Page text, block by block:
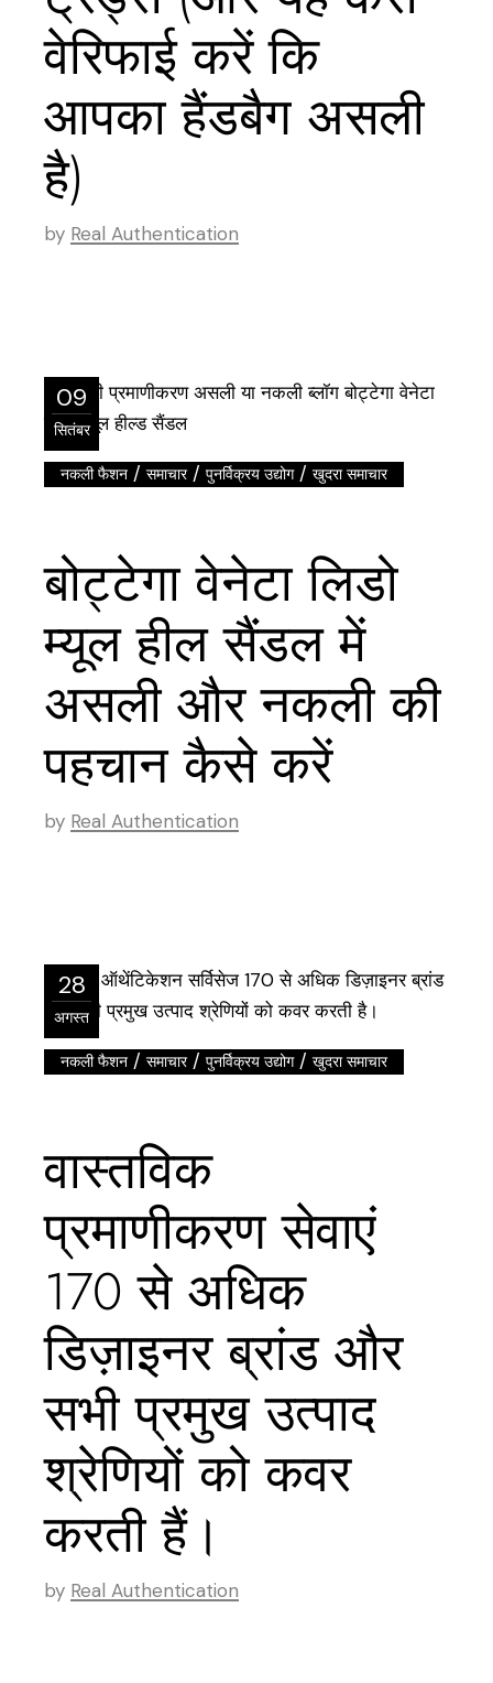
वेरिफाई करें कि
आपका हैंडबैग असली
है)
by Real Authentication
09
सितंबर
नकली फैशन /समाचार/पुनर्विक्रय उद्योग/खुदरा समाचार
बोट्टेगा वेनेटा लिडो
म्यूल हील सैंडल में
असली और नकली की
पहचान कैसे करें
by Real Authentication
28
अगस्त
नकली फैशन /समाचार/पुनर्विक्रय उद्योग/खुदरा समाचार
वास्तविक
प्रमाणीकरण सेवाएं
170 से अधिक
डिज़ाइनर ब्रांड और
सभी प्रमुख उत्पाद
श्रेणियों को कवर
करती हैं।
by Real Authentication